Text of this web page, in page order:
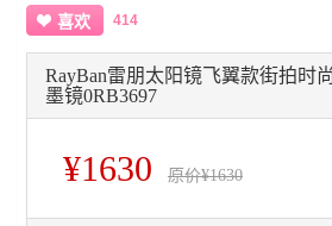
喜欢 414
RayBan雷朋太阳镜飞翼款街拍时
墨镜0RB3697
¥1630 原价¥1630